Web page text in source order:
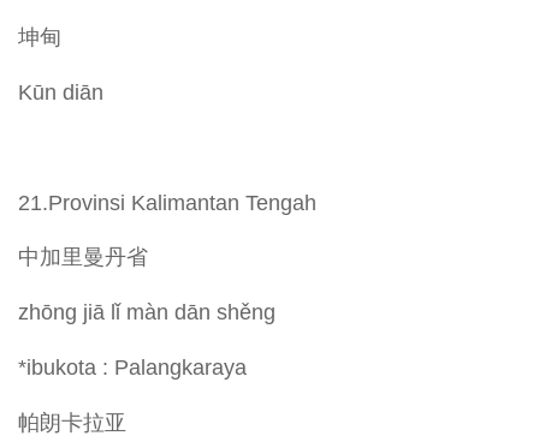
坤甸
Kūn diān
21.Provinsi Kalimantan Tengah
中加里曼丹省
zhōng jiā lǐ màn dān shěng
*ibukota : Palangkaraya
帕朗卡拉亚